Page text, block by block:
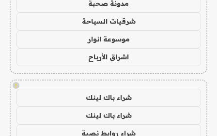
مدونة صحبة
شرقيات السياحة
موسوعة انوار
اشراق الأرباح
!
شراء باك لينك
شراء باك لينك
شراء روابط نصية